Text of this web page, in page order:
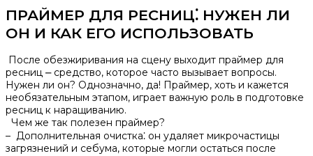
ПРАЙМЕР ДЛЯ РЕСНИЦ⁚ НУЖЕН ЛИ
ОН И КАК ЕГО ИСПОЛЬЗОВАТЬ
После обезжиривания на сцену выходит праймер для
ресниц ⎼ средство‚ которое часто вызывает вопросы.​
Нужен ли он?​ Однозначно‚ да!​ Праймер‚ хоть и кажется
необязательным этапом‚ играет важную роль в подготовке
ресниц к наращиванию.​
Чем же так полезен праймер?​
– Дополнительная очистка⁚ он удаляет микрочастицы
загрязнений и себума‚ которые могли остаться после